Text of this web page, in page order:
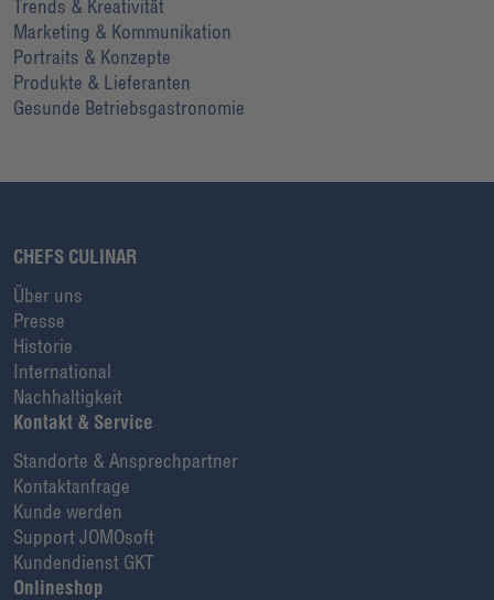
Trends & Kreativität
Marketing & Kommunikation
Portraits & Konzepte
Produkte & Lieferanten
Gesunde Betriebsgastronomie
CHEFS CULINAR
Über uns
Presse
Historie
International
Nachhaltigkeit
Kontakt & Service
Standorte & Ansprechpartner
Kontaktanfrage
Kunde werden
Support JOMOsoft
Kundendienst GKT
Onlineshop